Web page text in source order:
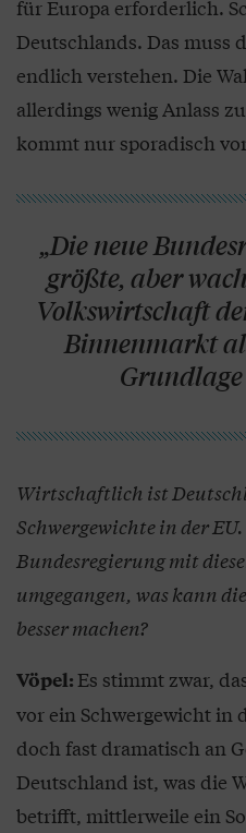
für Europa erforderlich.
Deutschlands. Das muss
endlich verstehen. Die
allerdings wenig Anlass
kommt nur sporadisch
„Die neue
größte, aber
Volkswirtschaft
Binnenmarkt
Grundlage
Wirtschaftlich ist
Schwergewichte in der
Bundesregierung mit
umgegangen, was kann
besser machen?
Vöpel:Es stimmt zwar,
vor ein Schwergewicht in
doch fast dramatisch an
Deutschland ist, was die
betrifft, mittlerweile ein